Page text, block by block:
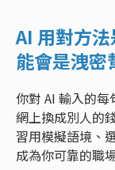
AI 用對方
能會是洩密
你對 AI 輸入的
網上換成別人的
習用模擬語境、
成為你可靠的職